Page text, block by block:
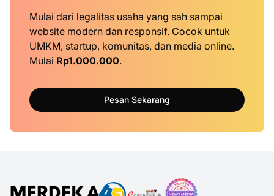
Mulai dari legalitas usaha yang sah sampai
website modern dan responsif. Cocok untuk
UMKM, startup, komunitas, dan media online.
Mulai Rp1.000.000.
Pesan Sekarang